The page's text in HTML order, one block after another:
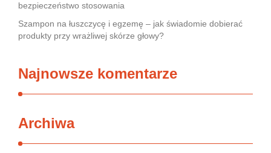
bezpieczeństwo stosowania
Szampon na łuszczycę i egzemę – jak świadomie dobierać
produkty przy wrażliwej skórze głowy?
Najnowsze komentarze
Archiwa